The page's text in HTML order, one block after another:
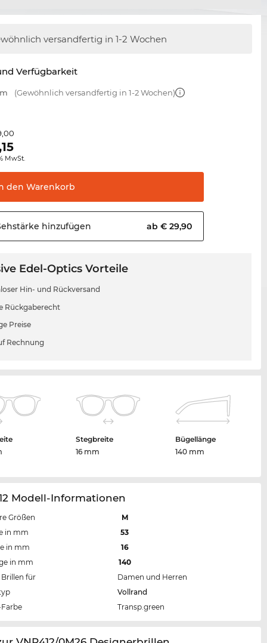
versandfertig in 1-2 Wochen
Verfügbarkeit
(Gewöhnlich versandfertig in 1-2 Wochen)
MwSt.
den Warenkorb
hinzufügen ab € 29,90
Edel-Optics Vorteile
Hin- und Rückversand
Rückgaberecht
Preise
Rechnung
Stegbreite
16 mm
Bügellänge
140 mm
Modell-Informationen
Größen
M
in mm
53
in mm
16
in mm
140
für
Damen und Herren
Vollrand
Transp.green